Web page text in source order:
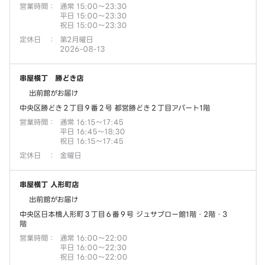
営業時間 ：
通常 15:00～23:30
平日 15:00～23:30
祝日 15:00～23:30
定休日
：
第2月曜日
2026-08-13
串屋横丁 勝どき店
出前館がお届け
中央区勝どき２丁目９番２号 都営勝どき２丁目アパート1階
営業時間 ：
通常 16:15～17:45
平日 16:45～18:30
祝日 16:15～17:45
定休日
： 金曜日
串屋横丁 人形町店
出前館がお届け
中央区日本橋人形町３丁目６番９号 ジュサブロー館1階・2階・3
階
営業時間 ：
通常 16:00～22:00
平日 16:00～22:30
祝日 16:00～22:00